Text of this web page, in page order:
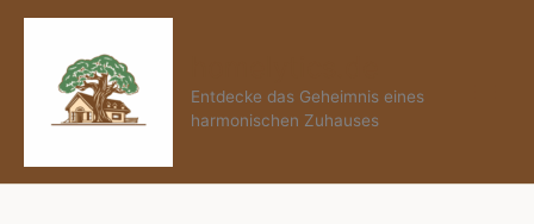
Zum
springen
Entdecke das Geheimnis eines
harmonischen Zuhauses